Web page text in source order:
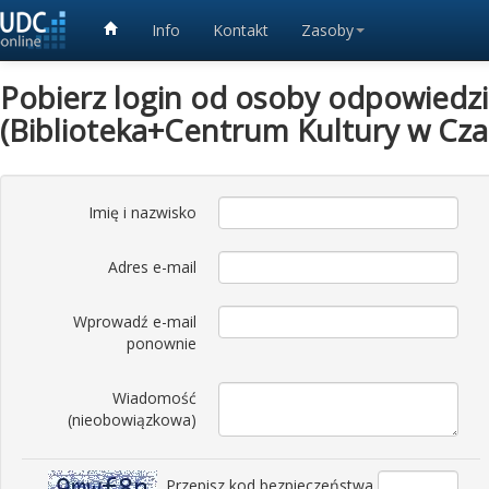
Info Kontakt Zasoby
Pobierz login od osoby
(Biblioteka+Centrum Kultury w
Imię i nazwisko
Adres e-mail
Wprowadź e-mail
ponownie
Wiadomość
(nieobowiązkowa)